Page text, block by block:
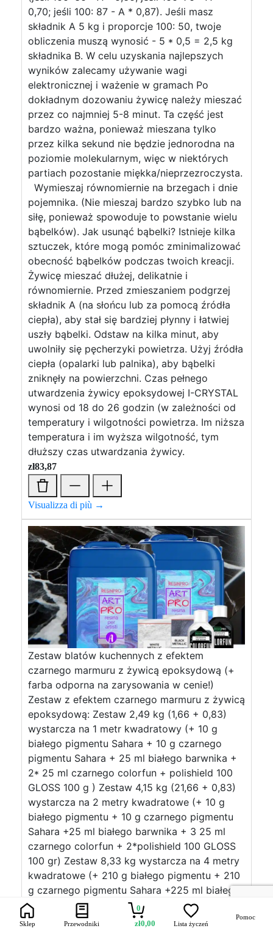
0,70; jeśli 100: 87 - A * 0,87). Jeśli masz
składnik A 5 kg i proporcje 100: 50, twoje
obliczenia muszą wynosić - 5 * 0,5 = 2,5 kg
składnika B. W celu uzyskania najlepszych
wyników zalecamy używanie wagi
elektronicznej i ważenie w gramach Po
dokładnym dozowaniu żywicę należy mieszać
przez co najmniej 5-8 minut. Ta część jest
bardzo ważna, ponieważ mieszana tylko
przez kilka sekund nie będzie jednorodna na
poziomie molekularnym, więc w niektórych
partiach pozostanie miękka/nieprzezroczysta.
Wymieszaj równomiernie na brzegach i dnie
pojemnika. (Nie mieszaj bardzo szybko lub na
siłę, ponieważ spowoduje to powstanie wielu
bąbelków). Jak usunąć bąbelki? Istnieje kilka
sztuczek, które mogą pomóc zminimalizować
obecność bąbelków podczas twoich kreacji.
Żywicę mieszać dłużej, delikatnie i
równomiernie. Przed zmieszaniem podgrzej
składnik A (na słońcu lub za pomocą źródła
ciepła), aby stał się bardziej płynny i łatwiej
uszły bąbelki. Odstaw na kilka minut, aby
uwolniły się pęcherzyki powietrza. Użyj źródła
ciepła (opalarki lub palnika), aby bąbelki
zniknęły na powierzchni. Czas pełnego
utwardzenia żywicy epoksydowej I-CRYSTAL
wynosi od 18 do 26 godzin (w zależności od
temperatury i wilgotności powietrza. Im niższa
temperatura i im wyższa wilgotność, tym
dłuższy czas utwardzania żywicy.
zł83,87
Visualizza di più →
Zestaw blatów kuchennych z efektem
czarnego marmuru z żywicą epoksydową (+
farba odporna na zarysowania w cenie!)
Zestaw z efektem czarnego marmuru z żywicą
epoksydową: Zestaw 2,49 kg (1,66 + 0,83)
wystarcza na 1 metr kwadratowy (+ 10 g
białego pigmentu Sahara + 10 g czarnego
pigmentu Sahara + 25 ml białego barwnika +
2* 25 ml czarnego colorfun + polishield 100
GLOSS 100 g ) Zestaw 4,15 kg (21,66 + 0,83)
wystarcza na 2 metry kwadratowe (+ 10 g
białego pigmentu + 10 g czarnego pigmentu
Sahara +25 ml białego barwnika + 3 25 ml
czarnego colorfun + 2*polishield 100 GLOSS
100 gr) Zestaw 8,33 kg wystarcza na 4 metry
kwadratowe (+ 210 g białego pigmentu + 210
g czarnego pigmentu Sahara +225 ml białego
barwnika + 5 24 ml czarnego colorfun +
polishield 100 GLOSS 500 g) Zestaw 16,66 kg
Sklep Przewodniki
0
zł0,00 Lista życzeń
Pomoc